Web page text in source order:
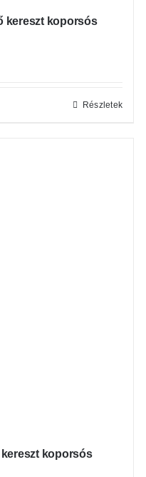
kereszt koporsós
Részletek
koporsós